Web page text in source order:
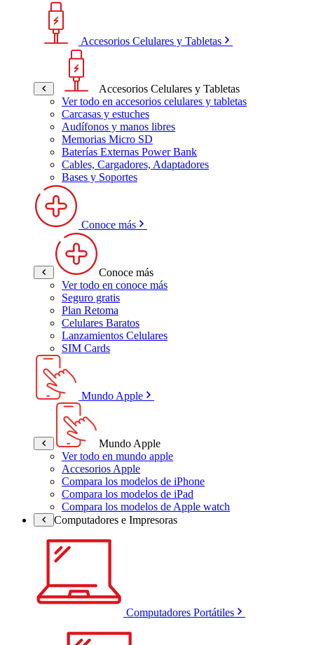
Accesorios Celulares y Tabletas
Accesorios Celulares y Tabletas
Ver todo en accesorios celulares y tabletas
Carcasas y estuches
Audífonos y manos libres
Memorias Micro SD
Baterías Externas Power Bank
Cables, Cargadores, Adaptadores
Bases y Soportes
Conoce más
Conoce más
Ver todo en conoce más
Seguro gratis
Plan Retoma
Celulares Baratos
Lanzamientos Celulares
SIM Cards
Mundo Apple
Mundo Apple
Ver todo en mundo apple
Accesorios Apple
Compara los modelos de iPhone
Compara los modelos de iPad
Compara los modelos de Apple watch
Computadores e Impresoras
Computadores Portátiles